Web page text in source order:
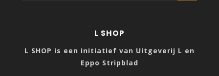
L SHOP
L SHOP is een initiatief van Uitgeverij L en
Eppo Stripblad